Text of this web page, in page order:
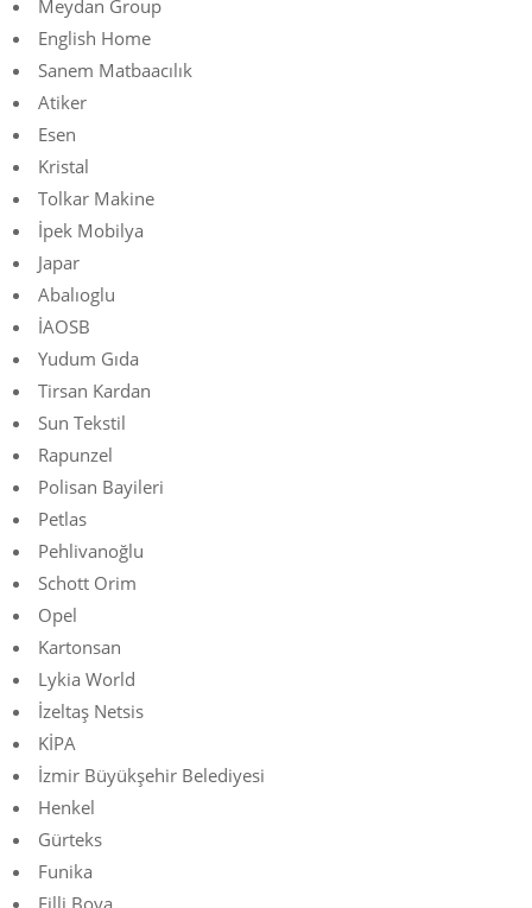
Meydan Group
English Home
Sanem Matbaacılık
Atiker
Esen
Kristal
Tolkar Makine
İpek Mobilya
Japar
Abalıoglu
İAOSB
Yudum Gıda
Tirsan Kardan
Sun Tekstil
Rapunzel
Polisan Bayileri
Petlas
Pehlivanoğlu
Schott Orim
Opel
Kartonsan
Lykia World
İzeltaş Netsis
KİPA
İzmir Büyükşehir Belediyesi
Henkel
Gürteks
Funika